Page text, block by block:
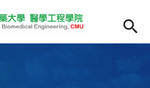
介)
content